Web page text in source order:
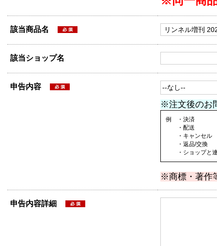
該当商品名
該当ショップ名
申告内容
※注文後のお
例 ・決済
・配送
・キャンセル
・返品/交換
・ショップと連
※商標・著作
申告内容詳細